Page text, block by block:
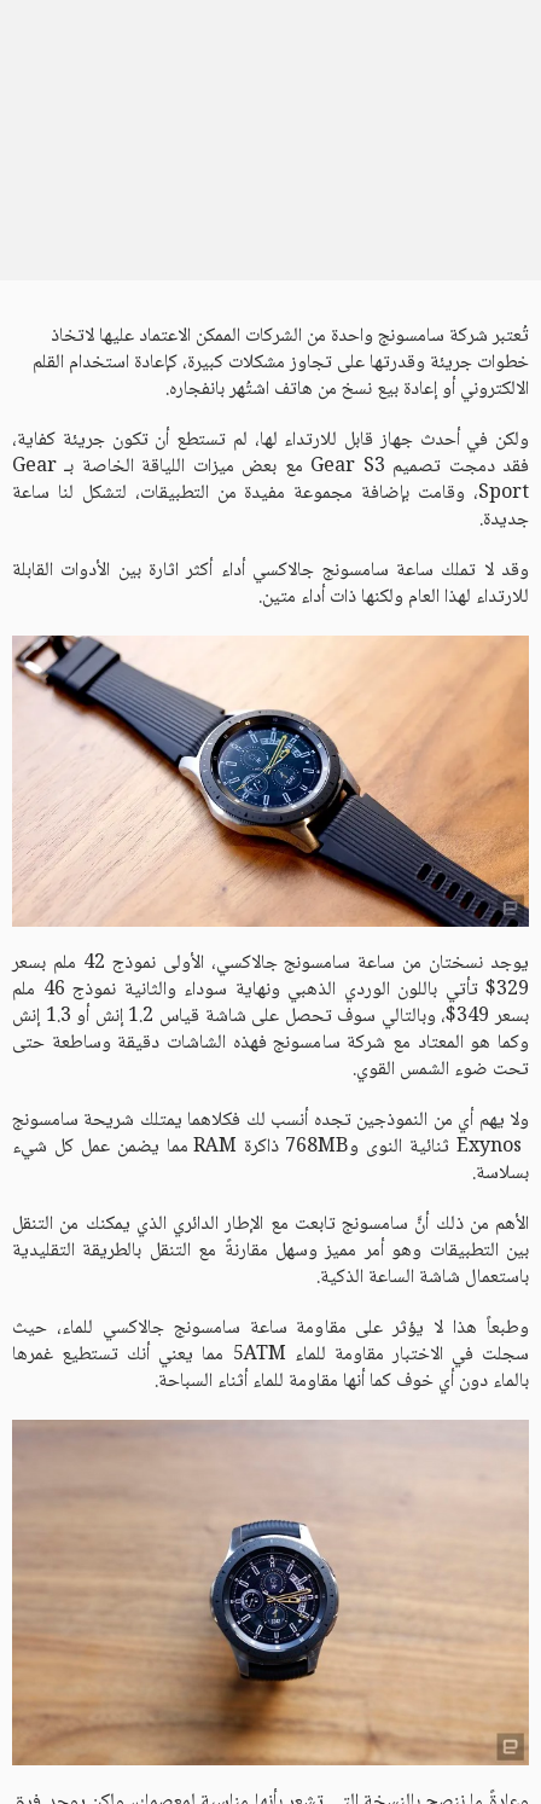
تُعتبر شركة سامسونج واحدة من الشركات الممكن الاعتماد عليها لاتخاذ
خطوات جريئة وقدرتها على تجاوز مشكلات كبيرة، كإعادة استخدام القلم
الالكتروني أو إعادة بيع نسخ من هاتف اشتُهر بانفجاره.
ولكن في أحدث جهاز قابل للارتداء لها، لم تستطع أن تكون جريئة كفاية،
فقد دمجت تصميم Gear S3 مع بعض ميزات اللياقة الخاصة بـ Gear
Sport، وقامت بإضافة مجموعة مفيدة من التطبيقات، لتشكل لنا ساعة
جديدة.
وقد لا تملك ساعة سامسونج جالاكسي أداء أكثر اثارة بين الأدوات القابلة
للارتداء لهذا العام ولكنها ذات أداء متين.
يوجد نسختان من ساعة سامسونج جالاكسي، الأولى نموذج 42 ملم بسعر
329$ تأتي باللون الوردي الذهبي ونهاية سوداء والثانية نموذج 46 ملم
بسعر 349$، وبالتالي سوف تحصل على شاشة قياس 1.2 إنش أو 1.3 إنش
وكما هو المعتاد مع شركة سامسونج فهذه الشاشات دقيقة وساطعة حتى
تحت ضوء الشمس القوي.
ولا يهم أي من النموذجين تجده أنسب لك فكلاهما يمتلك شريحة سامسونج
Exynos ثنائية النوى و768MB ذاكرة RAM مما يضمن عمل كل شيء
بسلاسة.
الأهم من ذلك أنَّ سامسونج تابعت مع الإطار الدائري الذي يمكنك من التنقل
بين التطبيقات وهو أمر مميز وسهل مقارنةً مع التنقل بالطريقة التقليدية
باستعمال شاشة الساعة الذكية.
وطبعاً هذا لا يؤثر على مقاومة ساعة سامسونج جالاكسي للماء، حيث
سجلت في الاختبار مقاومة للماء 5ATM مما يعني أنك تستطيع غمرها
بالماء دون أي خوف كما أنها مقاومة للماء أثناء السباحة.